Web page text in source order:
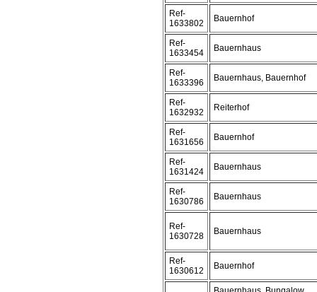
Ref-
1633802
Bauernhof
Ref-
1633454
Bauernhaus
Ref-
1633396
Bauernhaus, Bauernhof
Ref-
1632932
Reiterhof
Ref-
1631656
Bauernhof
Ref-
1631424
Bauernhaus
Ref-
1630786
Bauernhaus
Ref-
1630728
Bauernhaus
Ref-
1630612
Bauernhof